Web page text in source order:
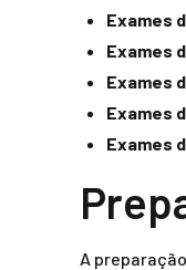
Exames
Exames
Exames
Exames
Exames
A